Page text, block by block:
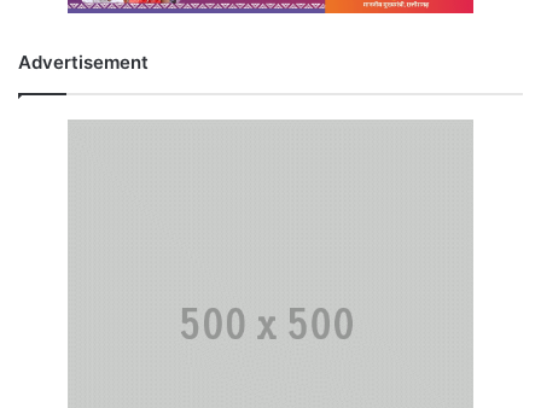
Advertisement